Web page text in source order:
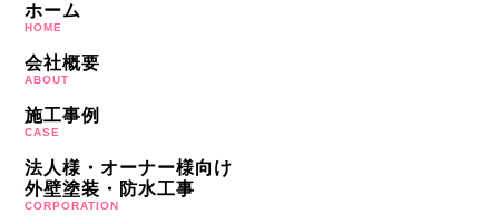
ホーム
HOME
会社概要
ABOUT
施工事例
CASE
法人様・オーナー様向け
外壁塗装・防水工事
CORPORATION